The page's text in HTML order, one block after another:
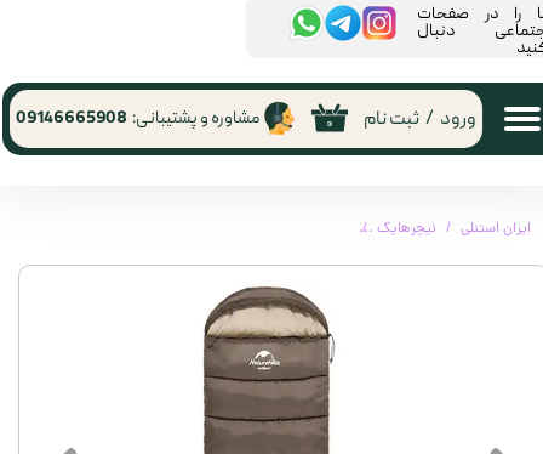
۰ ورود / ثبت نام مشاوره و پشتیبانی: 09146665908
را در صفحات
دنبال
ایران استنلی نیچرهایک